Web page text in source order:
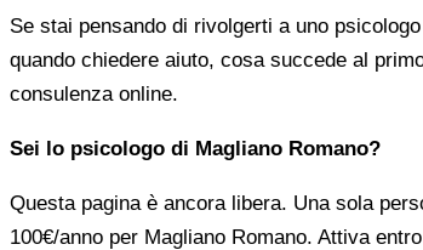
Se stai pensando di rivolgerti a uno
quando chiedere aiuto, cosa succede al
consulenza online.
Sei lo psicologo di Magliano Romano?
Questa pagina è ancora libera. Una sola
100€/anno per Magliano Romano. Attiva